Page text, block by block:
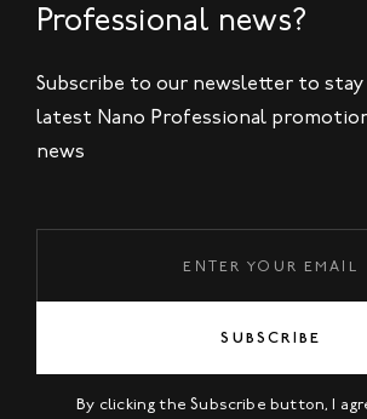
Professional news?
Subscribe to our newsletter to
latest Nano Professional
news
SUBSCRIBE
By clicking the Subscribe button, I